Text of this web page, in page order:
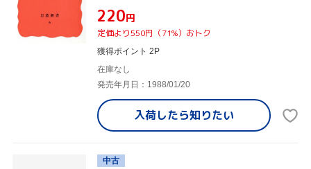
¥220円
定価より550円（71%）おトク
獲得ポイント 2P
在庫なし
発売年月日：1988/01/20
入荷したら知りたい
中古